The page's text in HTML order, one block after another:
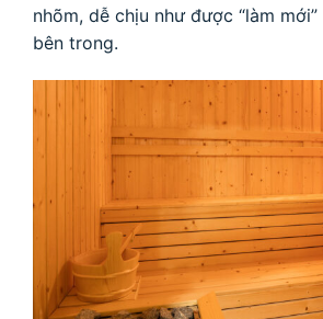
nhõm, dễ chịu như được “làm
bên trong.